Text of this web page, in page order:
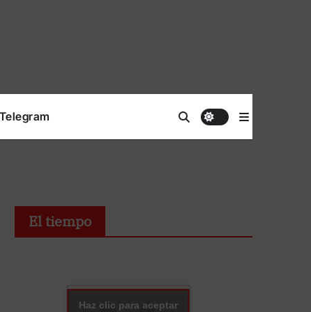
Telegram
El tiempo
Haz clic para aceptar